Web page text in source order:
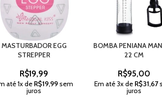
MASTURBADOR EGG
STREPPER
R$19,99
até1x de R$19,99sem
juros
BOMBA PENIANA
22 CM
R$95,00
Em até3x de R$31,67
juros